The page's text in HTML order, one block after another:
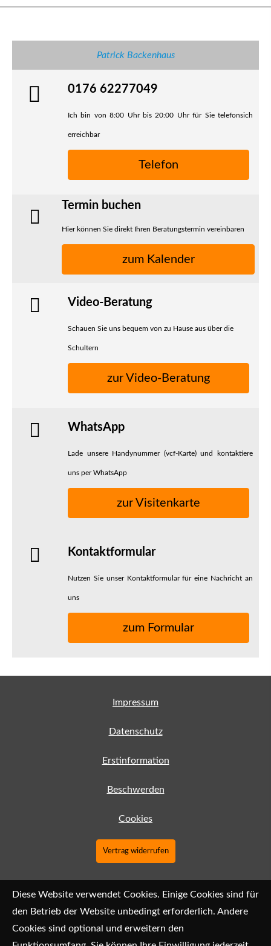
Patrick Backenhaus
0176 62277049
Ich bin von 8:00 Uhr bis 20:00 Uhr für Sie telefonsich
erreichbar
Telefon
Termin buchen
Hier können Sie direkt Ihren Beratungstermin vereinbaren
zum Kalender
Video-Beratung
Schauen Sie uns bequem von zu Hause aus über die
Schultern
zur Video-Beratung
WhatsApp
Lade unsere Handynummer (vcf-Karte) und kontaktiere
uns per WhatsApp
zur Visitenkarte
Kontaktformular
Nutzen Sie unser Kontaktformular für eine Nachricht an
uns
zum Formular
Impressum
Datenschutz
Erstinformation
Beschwerden
Cookies
Vertrag widerrufen
Diese Website verwendet Cookies. Einige Cookies sind für
den Betrieb der Website unbedingt erforderlich. Andere
Cookies sind optional und erweitern den